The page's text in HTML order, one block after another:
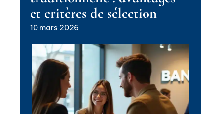
et critères de sélection
10 mars 2026